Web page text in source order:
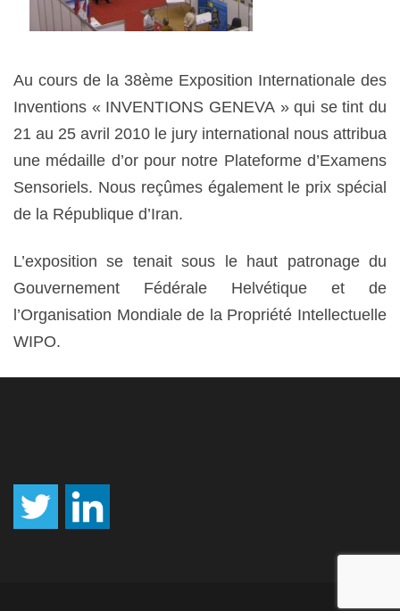
Au cours de la 38ème Exposition Internationale des
Inventions « INVENTIONS GENEVA » qui se tint du
21 au 25 avril 2010 le jury international nous attribua
une médaille d’or pour notre Plateforme d’Examens
Sensoriels. Nous reçûmes également le prix spécial
de la République d’Iran.
L’exposition se tenait sous le haut patronage du
Gouvernement Fédérale Helvétique et de
l’Organisation Mondiale de la Propriété Intellectuelle
WIPO.